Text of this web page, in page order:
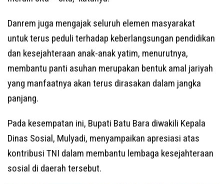
Danrem juga mengajak seluruh elemen masyarakat
untuk terus peduli terhadap keberlangsungan pendidikan
dan kesejahteraan anak-anak yatim, menurutnya,
membantu panti asuhan merupakan bentuk amal jariyah
yang manfaatnya akan terus dirasakan dalam jangka
panjang.
Pada kesempatan ini, Bupati Batu Bara diwakili Kepala
Dinas Sosial, Mulyadi, menyampaikan apresiasi atas
kontribusi TNI dalam membantu lembaga kesejahteraan
sosial di daerah tersebut.